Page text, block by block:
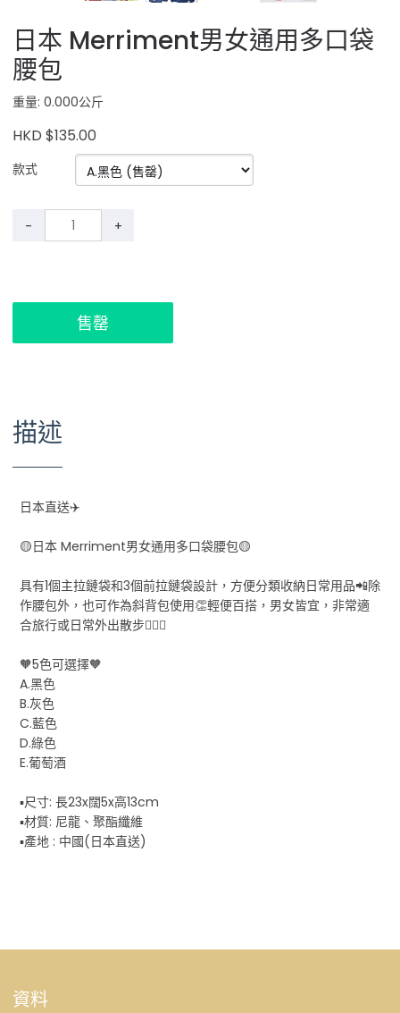
日本 Merriment男女通用多口袋
腰包
重量: 0.000公斤
HKD $135.00
款式
- +
售罄
描述
日本直送✈️
🟡日本 Merriment男女通用多口袋腰包🟡
具有1個主拉鏈袋和3個前拉鏈袋設計，方便分類收納日常用品📲除
作腰包外，也可作為斜背包使用👏輕便百搭，男女皆宜，非常適
合旅行或日常外出散步🚶🏻‍♀️
🧡5色可選擇🧡
A.黑色
B.灰色
C.藍色
D.綠色
E.葡萄酒
▪️尺寸: 長23x闊5x高13cm
▪️材質: 尼龍、聚酯纖維
▪️產地 : 中國(日本直送)
資料